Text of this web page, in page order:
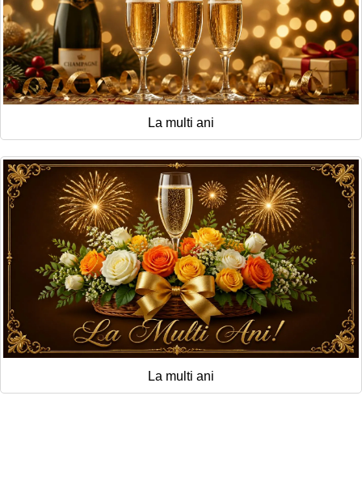
La multi ani
La multi ani